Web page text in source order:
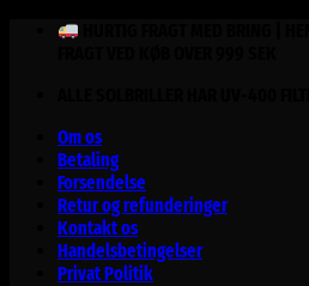
Fortsæt
Om os
Betaling
Forsendelse
Retur og refunderinger
Kontakt os
Handelsbetingelser
Privat Politik